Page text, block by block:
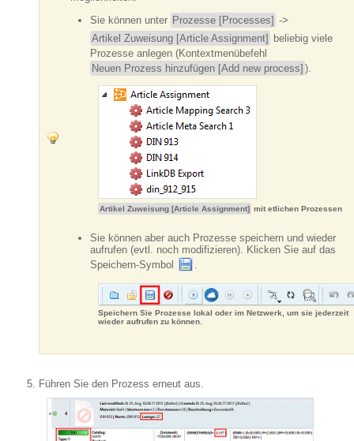
Sie können unter Prozesse [Processes] ->
Artikel Zuweisung [Article Assignment]
beliebig viele
Prozesse anlegen (Kontextmenübefehl
Neuen Prozess hinzufügen [Add new process] ).
Artikel Zuweisung [Article Assignment] mit etlichen Prozessen
Sie können aber auch Prozesse speichern und wieder
aufrufen (evtl. noch modifizieren). Klicken Sie auf das
Speichern-Symbol
Speichern Sie Prozesse lokal oder im Netzwerk, um sie jederzeit
wieder aufrufen zu können.
Führen Sie den Prozess erneut aus.